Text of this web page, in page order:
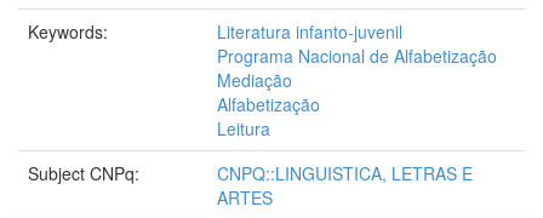
Keywords:
Literatura infanto-juvenil
Programa Nacional de Alfabetização
Mediação
Alfabetização
Leitura
Subject CNPq:
CNPQ::LINGUISTICA, LETRAS E
ARTES